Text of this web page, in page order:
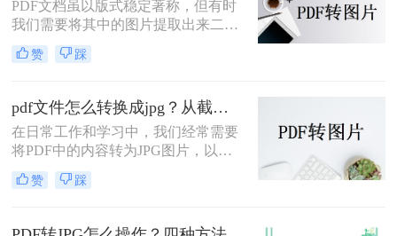
呢？本文将先给出三种方案的直观对
比，再逐一拆解操作步骤，您可根据
使用频率、文件数量和隐私需求快速
选择最合适的方法。
PDF文档虽以版式稳定著称，但有时
我们需要将其中的图片提取出来二次
编辑，或转成图片格式用于网页、
PPT等场景。那么，PDF怎么转JPG图
结论，再逐一拆解操作步骤，您可根
据转换频率、图片质量要求和隐私需
求快速选择。
赞 踩
pdf文件怎么转换成jpg？从截图到专业软件，一篇讲清楚！
在日常工作和学习中，我们经常需要
将PDF中的内容转为JPG图片，以便
插入PPT、上传网页或通过微信分
享。PDF怎么转JPG图片？本文先给
拆解操作步骤，您可根据使用频率、
赞 踩